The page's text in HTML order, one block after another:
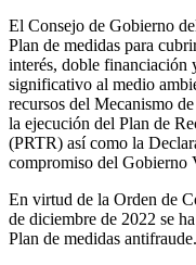
El Consejo de Gobierno
Plan de medidas para
interés, doble financiación
significativo al medio
recursos del Mecanismo
la ejecución del Plan de
(PRTR) así como la
compromiso del Gobierno
En virtud de la Orden de
de diciembre de 2022 se
Plan de medidas antifraude.